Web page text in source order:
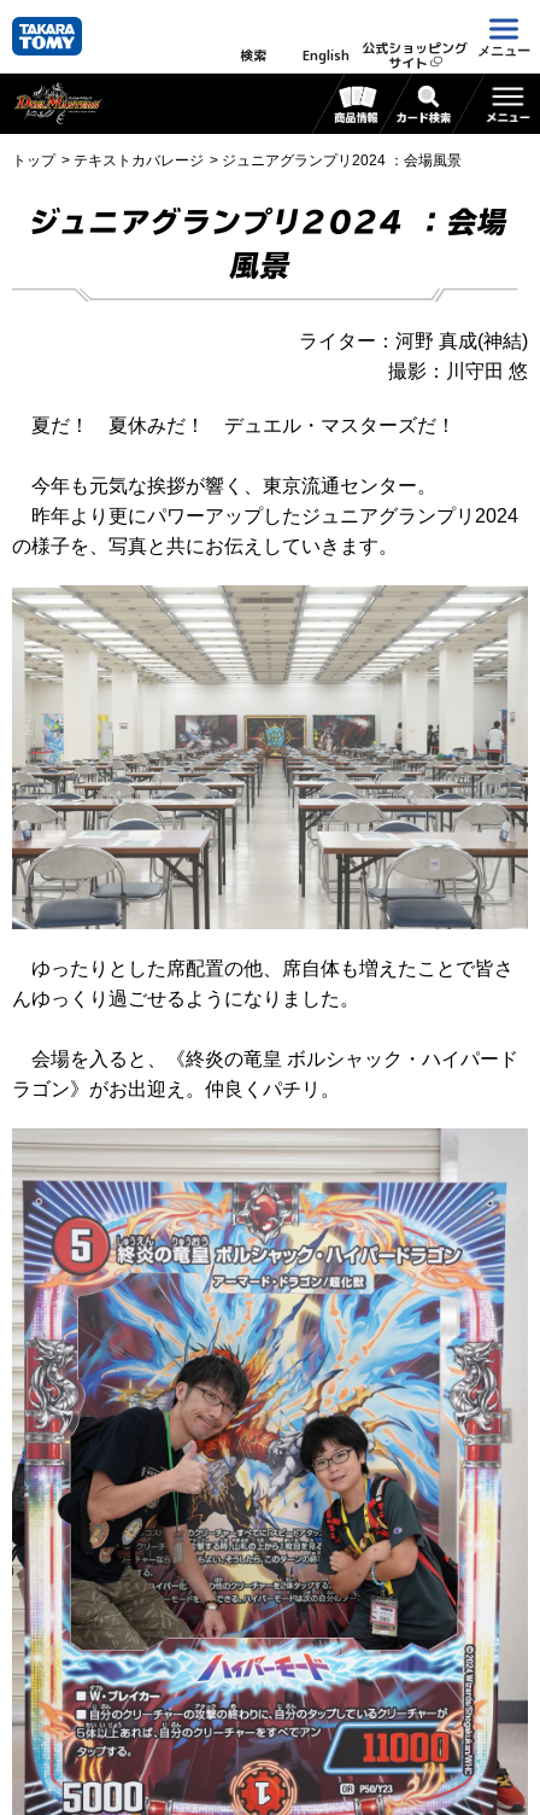
検索 English 公式ショッピング
サイト
メニュー
トップ テキストカバレージ ジュニアグランプリ2024 ：会場風景
ジュニアグランプリ2024 ：会場
風景
ライター：河野 真成(神結)
撮影：川守田 悠
夏だ！ 夏休みだ！ デュエル・マスターズだ！
今年も元気な挨拶が響く、東京流通センター。
昨年より更にパワーアップしたジュニアグランプリ2024
の様子を、写真と共にお伝えしていきます。
ゆったりとした席配置の他、席自体も増えたことで皆さ
んゆっくり過ごせるようになりました。
会場を入ると、
《終炎の竜皇 ボルシャック・ハイパード
ラゴン》 がお出迎え。仲良くパチリ。